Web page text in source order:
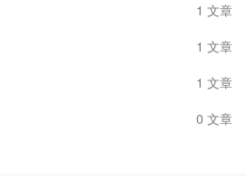
1 文章
1 文章
1 文章
0 文章